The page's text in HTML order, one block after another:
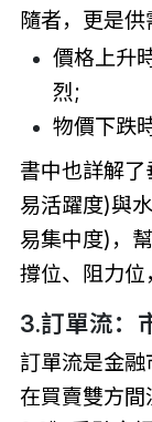
隨者，更是供
價格上升
烈;
物價下跌
書中也詳解
易活躍度)與
易集中度)，
撐位、阻力位
3.訂單流：
訂單流是金
在買賣雙方